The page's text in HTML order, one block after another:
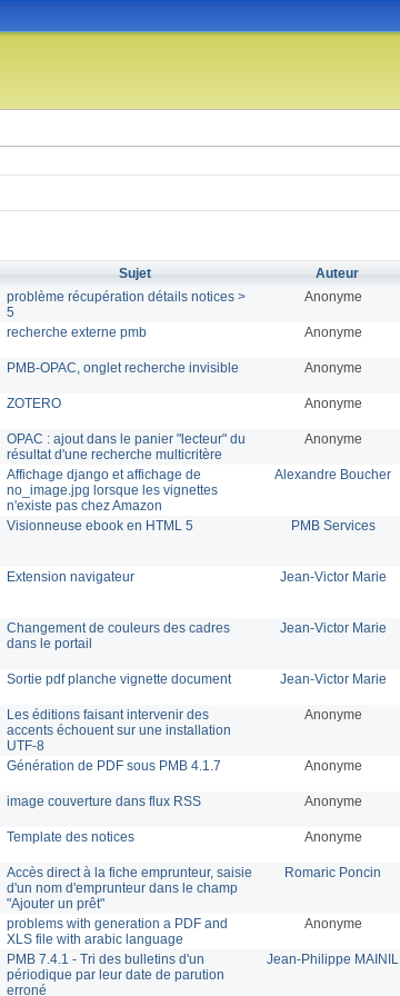
Sujet Auteur
problème récupération détails notices >
5
Anonyme
recherche externe pmb Anonyme
PMB-OPAC, onglet recherche invisible Anonyme
ZOTERO Anonyme
OPAC : ajout dans le panier "lecteur" du
résultat d'une recherche multicritère
Anonyme
Affichage django et affichage de
no_image.jpg lorsque les vignettes
n'existe pas chez Amazon
Alexandre Boucher
Visionneuse ebook en HTML 5 PMB Services
Extension navigateur Jean-Victor Marie
Changement de couleurs des cadres
dans le portail
Jean-Victor Marie
Sortie pdf planche vignette document Jean-Victor Marie
Les éditions faisant intervenir des
accents échouent sur une installation
UTF-8
Anonyme
Génération de PDF sous PMB 4.1.7 Anonyme
image couverture dans flux RSS Anonyme
Template des notices Anonyme
Accès direct à la fiche emprunteur, saisie
d'un nom d'emprunteur dans le champ
"Ajouter un prêt"
Romaric Poncin
problems with generation a PDF and
XLS file with arabic language
Anonyme
PMB 7.4.1 - Tri des bulletins d'un
périodique par leur date de parution
erroné
Jean-Philippe MAINIL